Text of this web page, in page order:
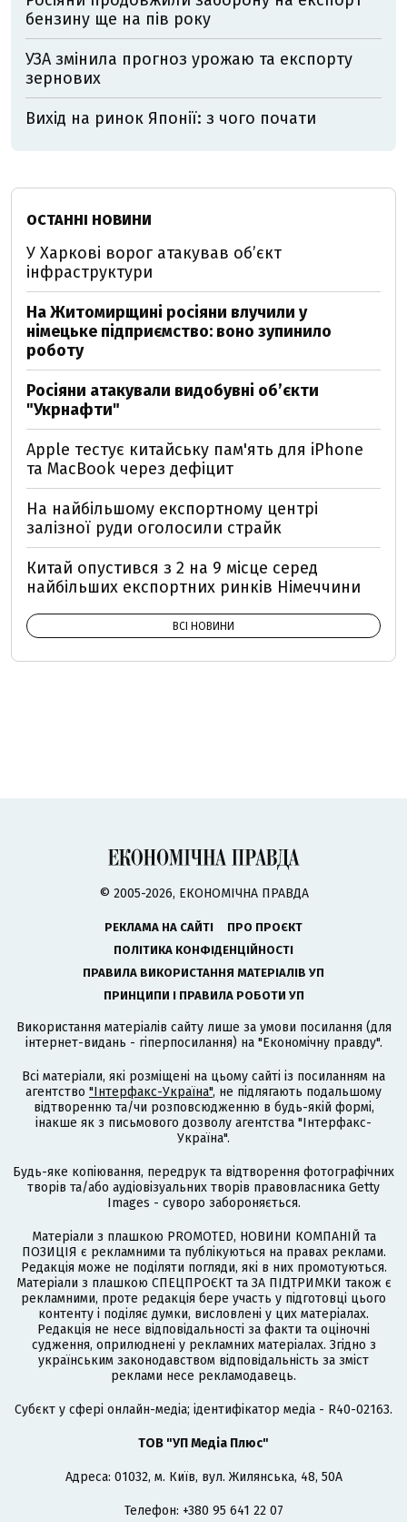
бензину ще на пів року
УЗА змінила прогноз урожаю та експорту
зернових
Вихід на ринок Японії: з чого почати
ОСТАННІ НОВИНИ
У Харкові ворог атакував обʼєкт
інфраструктури
На Житомирщині росіяни влучили у
німецьке підприємство: воно зупинило
роботу
Росіяни атакували видобувні обʼєкти
"Укрнафти"
Apple тестує китайську пам'ять для iPhone
та MacBook через дефіцит
На найбільшому експортному центрі
залізної руди оголосили страйк
Китай опустився з 2 на 9 місце серед
найбільших експортних ринків Німеччини
ВСІ НОВИНИ
© 2005-2026, ЕКОНОМІЧНА ПРАВДА
РЕКЛАМА НА САЙТІ
ПРО ПРОЄКТ
ПОЛІТИКА КОНФІДЕНЦІЙНОСТІ
ПРАВИЛА ВИКОРИСТАННЯ МАТЕРІАЛІВ УП
ПРИНЦИПИ І ПРАВИЛА РОБОТИ УП
Використання матеріалів сайту лише за умови посилання (для
інтернет-видань - гіперпосилання) на "Економічну правду".
Всі матеріали, які розміщені на цьому сайті із посиланням на
агентство "Інтерфакс-Україна", не підлягають подальшому
відтворенню та/чи розповсюдженню в будь-якій формі,
інакше як з письмового дозволу агентства "Інтерфакс-
Україна".
Будь-яке копіювання, передрук та відтворення фотографічних
творів та/або аудіовізуальних творів правовласника Getty
Images - суворо забороняється.
Матеріали з плашкою PROMOTED, НОВИНИ КОМПАНІЙ та
ПОЗИЦІЯ є рекламними та публікуються на правах реклами.
Редакція може не поділяти погляди, які в них промотуються.
Матеріали з плашкою СПЕЦПРОЄКТ та ЗА ПІДТРИМКИ також є
рекламними, проте редакція бере участь у підготовці цього
контенту і поділяє думки, висловлені у цих матеріалах.
Редакція не несе відповідальності за факти та оціночні
судження, оприлюднені у рекламних матеріалах. Згідно з
українським законодавством відповідальність за зміст
реклами несе рекламодавець.
Cубєкт у сфері онлайн-медіа; ідентифікатор медіа - R40-02163.
ТОВ "УП Медіа Плюс"
Адреса: 01032, м. Київ, вул. Жилянська, 48, 50А
Телефон: +380 95 641 22 07